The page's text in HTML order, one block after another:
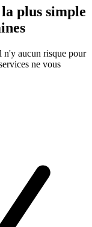
plus simple
n'y aucun risque pour
ne vous